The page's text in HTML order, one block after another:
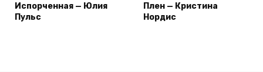
Испорченная — Юлия
Пульс
Плен — Кристина
Нордис